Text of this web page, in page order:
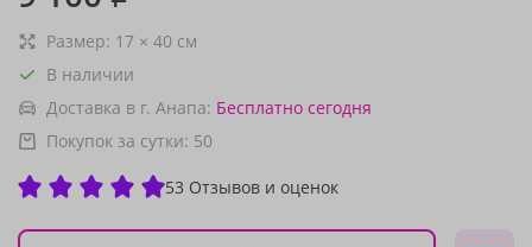
Размер: 17 × 40 см
В наличии
Доставка в г. Анапа: Бесплатно сегодня
Покупок за сутки: 50
53 Отзывов и оценок